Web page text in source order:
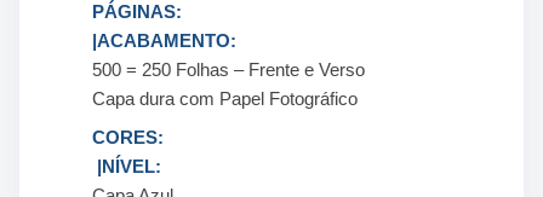
PÁGINAS:
|ACABAMENTO:
500 = 250 Folhas – Frente e Verso
Capa dura com Papel Fotográfico
CORES:
|NÍVEL: